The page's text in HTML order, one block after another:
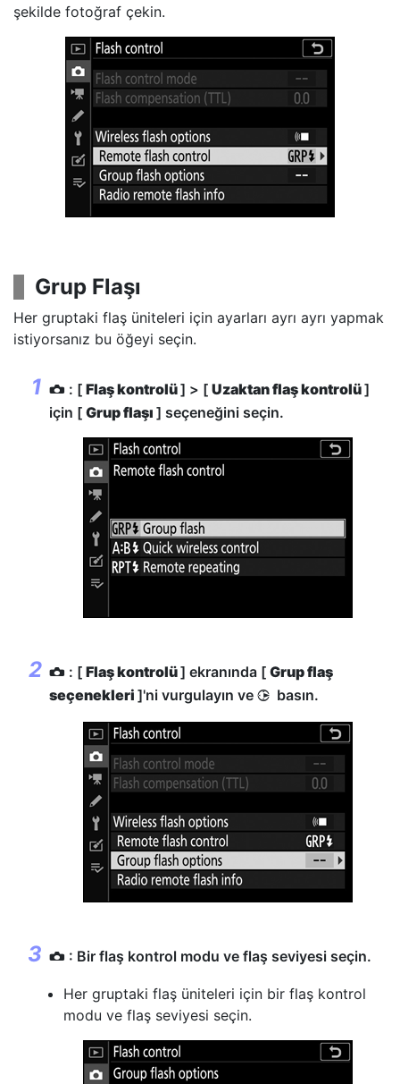
şekilde fotoğraf çekin.
Grup Flaşı
Her gruptaki flaş üniteleri için ayarları ayrı ayrı yapmak
istiyorsanız bu öğeyi seçin.
C : [ Flaş kontrolü] > [ Uzaktan flaş kontrolü]
için [ Grup flaşı ] seçeneğini seçin.
C : [ Flaş kontrolü] ekranında [ Grup flaş
seçenekleri ]'ni vurgulayın ve 2 basın.
C : Bir flaş kontrol modu ve flaş seviyesi seçin.
Her gruptaki flaş üniteleri için bir flaş kontrol
modu ve flaş seviyesi seçin.